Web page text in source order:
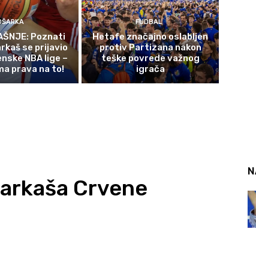
Poznati
se prijavio
NBA lige –
prava na to!
FUDBAL
Hetafe značajno oslabljen
protiv Partizana nakon
teške povrede važnog
igrača